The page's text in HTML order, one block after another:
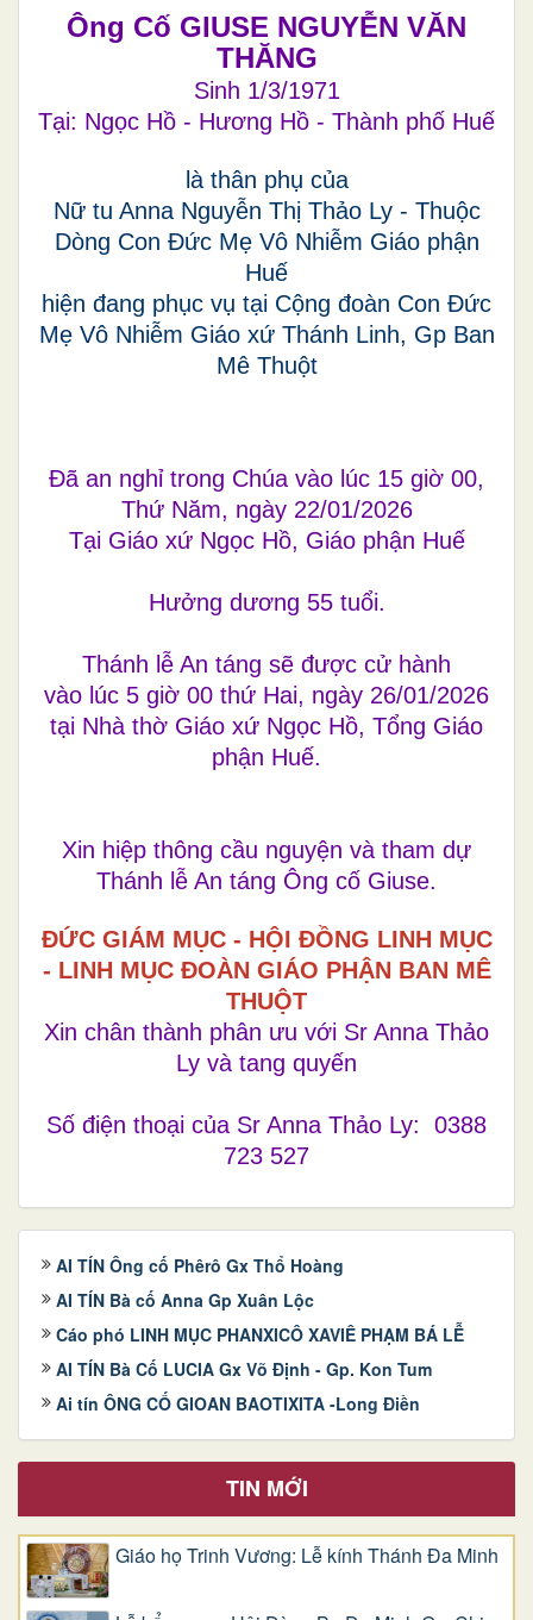
Ông Cố GIUSE NGUYỄN VĂN
THĂNG
Sinh 1/3/1971
Tại: Ngọc Hồ - Hương Hồ - Thành phố Huế
là thân phụ của
Nữ tu Anna Nguyễn Thị Thảo Ly - Thuộc
Dòng Con Đức Mẹ Vô Nhiễm Giáo phận
Huế
hiện đang phục vụ tại Cộng đoàn Con Đức
Mẹ Vô Nhiễm Giáo xứ Thánh Linh, Gp Ban
Mê Thuột
Đã an nghỉ trong Chúa vào lúc 15 giờ 00,
Thứ Năm, ngày 22/01/2026
Tại Giáo xứ Ngọc Hồ, Giáo phận Huế
Hưởng dương 55 tuổi.
Thánh lễ An táng sẽ được cử hành
vào lúc 5 giờ 00 thứ Hai, ngày 26/01/2026
tại Nhà thờ Giáo xứ Ngọc Hồ, Tổng Giáo
phận Huế.
Xin hiệp thông cầu nguyện và tham dự
Thánh lễ An táng Ông cố Giuse.
ĐỨC GIÁM MỤC - HỘI ĐỒNG LINH MỤC
- LINH MỤC ĐOÀN GIÁO PHẬN BAN MÊ
THUỘT
Xin chân thành phân ưu với Sr Anna Thảo
Ly và tang quyến
Số điện thoại của Sr Anna Thảo Ly: 0388
723 527
AI TÍN Ông cố Phêrô Gx Thổ Hoàng
AI TÍN Bà cố Anna Gp Xuân Lộc
Cáo phó LINH MỤC PHANXICÔ XAVIÊ PHẠM BÁ LỄ
AI TÍN Bà Cố LUCIA Gx Võ Định - Gp. Kon Tum
Ai tín ÔNG CỐ GIOAN BAOTIXITA -Long Điền
TIN MỚI
Giáo họ Trinh Vương: Lễ kính Thánh Đa Minh